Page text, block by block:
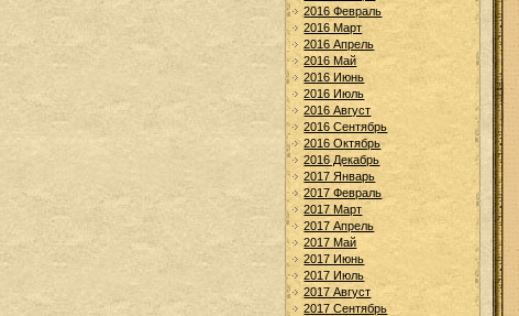
2016 Февраль
2016 Март
2016 Апрель
2016 Май
2016 Июнь
2016 Июль
2016 Август
2016 Сентябрь
2016 Октябрь
2016 Декабрь
2017 Январь
2017 Февраль
2017 Март
2017 Апрель
2017 Май
2017 Июнь
2017 Июль
2017 Август
2017 Сентябрь